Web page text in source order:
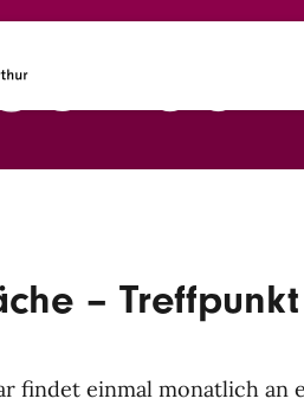
–
findet einmal monatlich